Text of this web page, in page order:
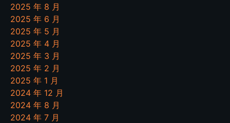
2025 年 8 月
2025 年 6 月
2025 年 5 月
2025 年 4 月
2025 年 3 月
2025 年 2 月
2025 年 1 月
2024 年 12 月
2024 年 8 月
2024 年 7 月